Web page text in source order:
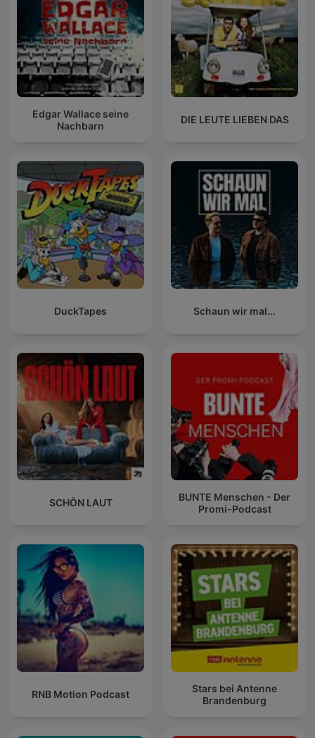
Edgar Wallace seine
Nachbarn
DIE LEUTE LIEBEN DAS
DuckTapes Schaun wir mal...
SCHÖN LAUT
BUNTE Menschen - Der
Promi-Podcast
RNB Motion Podcast
Stars bei Antenne
Brandenburg